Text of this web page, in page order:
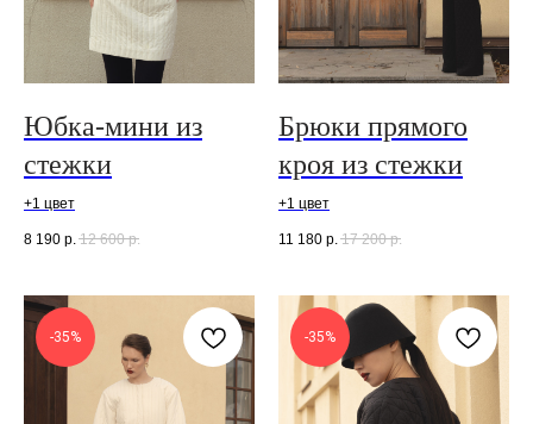
Юбка-мини из
стежки
+1 цвет
8 190 р. 12 600 р.
Брюки прямого
кроя из стежки
+1 цвет
11 180 р. 17 200 р.
-35% -35%